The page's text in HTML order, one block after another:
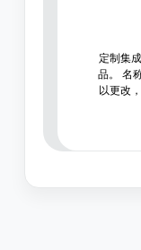
定制集
品。 名
以更改